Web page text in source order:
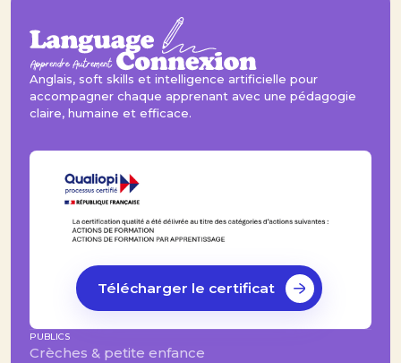
Anglais, soft skills et intelligence artificielle pour
accompagner chaque apprenant avec une pédagogie
claire, humaine et efficace.
Télécharger le certificat
PUBLICS
Crèches & petite enfance